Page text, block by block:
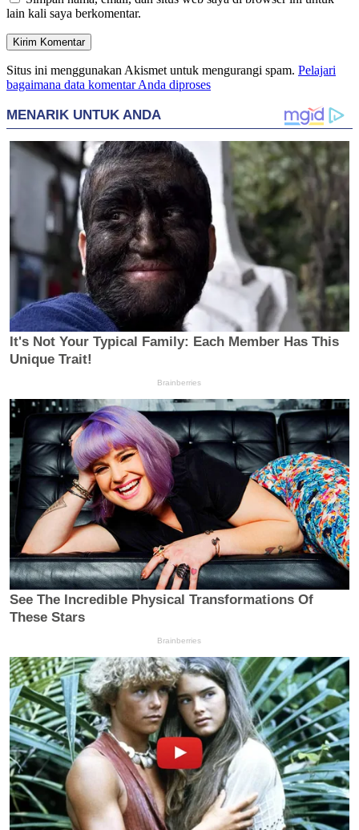
lain kali saya berkomentar.
Situs ini menggunakan Akismet untuk mengurangi spam. Pelajari
bagaimana data komentar Anda diproses